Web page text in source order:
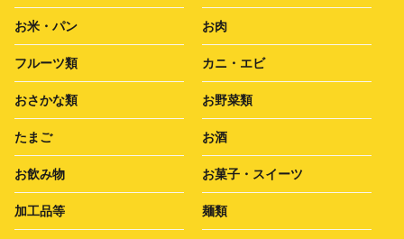
お米・パン お肉
フルーツ類 カニ・エビ
おさかな類 お野菜類
たまご お酒
お飲み物 お菓子・スイーツ
加工品等 麺類